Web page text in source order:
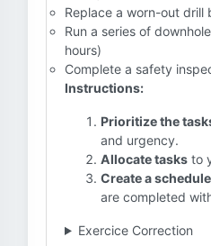
Replace a worn-out drill
Run a series of
hours)
Complete a safety
Instructions:
Prioritize the
and urgency.
Allocate tasks to
Create a schedule
are completed
Exercice Correction